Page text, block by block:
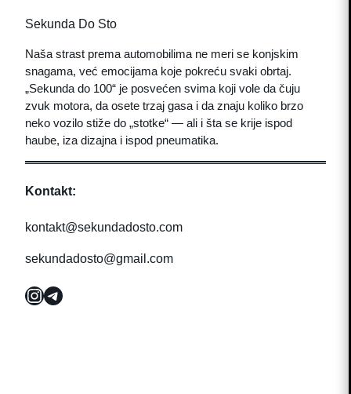
Sekunda Do Sto
Naša strast prema automobilima ne meri se konjskim
snagama, već emocijama koje pokreću svaki obrtaj.
„Sekunda do 100“ je posvećen svima koji vole da čuju
zvuk motora, da osete trzaj gasa i da znaju koliko brzo
neko vozilo stiže do „stotke“ — ali i šta se krije ispod
haube, iza dizajna i ispod pneumatika.
Kontakt:
kontakt@sekundadosto.com
sekundadosto@gmail.com
InstagramTelegram